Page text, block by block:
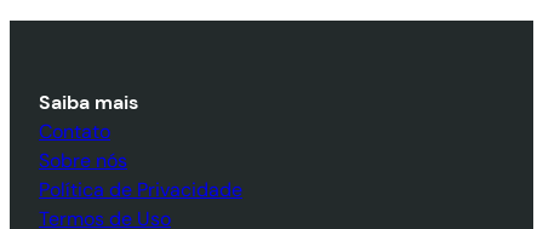
Saiba mais
Contato
Sobre nós
Política de Privacidade
Termos de Uso